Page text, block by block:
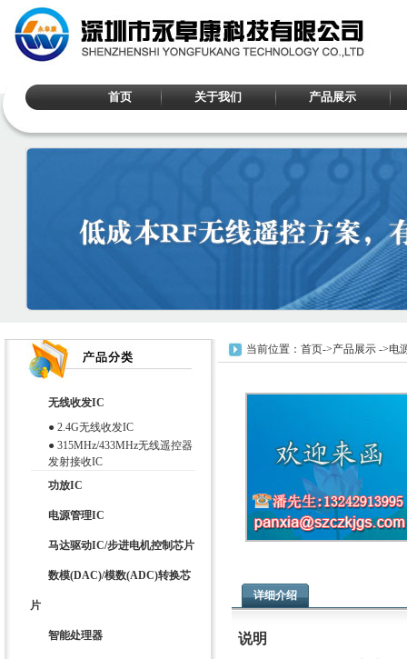
首页 关于我们 产品展示
无线收发IC
● 2.4G无线收发IC
● 315MHz/433MHz无线遥控器
发射接收IC
功放IC
电源管理IC
马达驱动IC/步进电机控制芯片
数模(DAC)/模数(ADC)转换芯
片
智能处理器
当前位置： 首页->产品展示 ->电
详细介绍
说明